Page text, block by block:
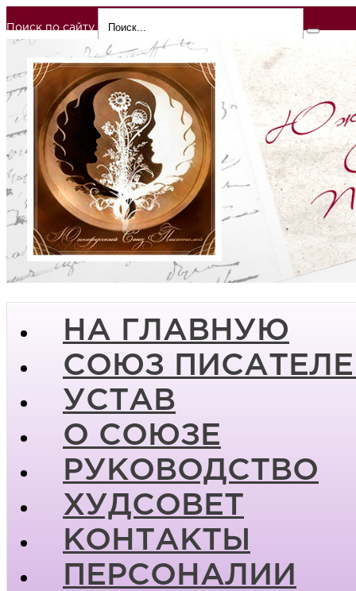
Поиск по сайту
НА ГЛАВНУЮ
СОЮЗ
УСТАВ
О СОЮЗЕ
РУКОВОДСТВО
ХУДСОВЕТ
КОНТАКТЫ
ПЕРСОНАЛИИ